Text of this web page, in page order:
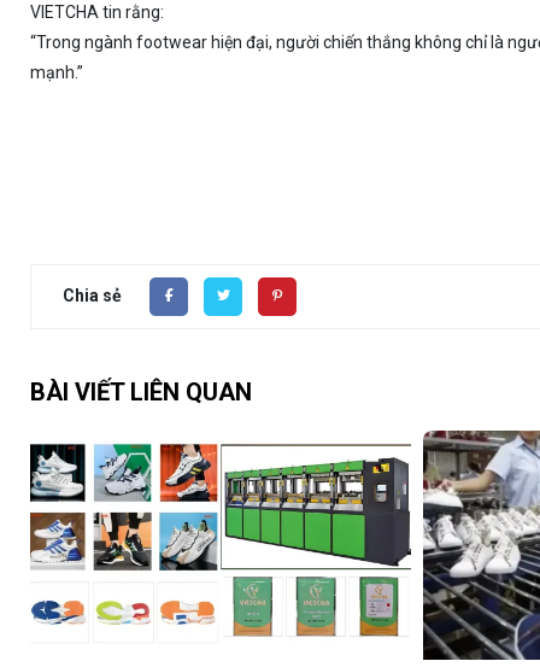
VIETCHA tin rằng:
“Trong ngành footwear hiện đại, người chiến thắng không chỉ là
mạnh.”
Chia sẻ
BÀI VIẾT LIÊN QUAN